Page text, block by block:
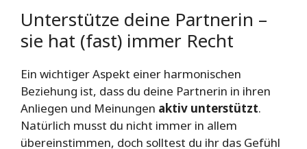
Unterstütze deine Partnerin –
sie hat (fast) immer Recht
Ein wichtiger Aspekt einer harmonischen
Beziehung ist, dass du deine Partnerin in ihren
Anliegen und Meinungen aktiv unterstützt.
Natürlich musst du nicht immer in allem
übereinstimmen, doch solltest du ihr das Gefühl